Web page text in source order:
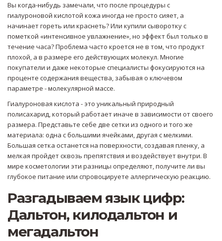
Вы когда-нибудь замечали, что после процедуры с
гиалуроновой кислотой кожа иногда не просто сияет, а
начинает гореть или краснеть? Или купили сыворотку с
пометкой «интенсивное увлажнение», но эффект был только в
течение часа? Проблема часто кроется не в том, что продукт
плохой, а в размере его действующих молекул. Многие
покупатели и даже некоторые специалисты фокусируются на
проценте содержания вещества, забывая о ключевом
параметре - молекулярной массе.
Гиалуроновая кислота - это уникальный природный
полисахарид, который работает иначе в зависимости от своего
размера. Представьте себе две сетки из одного и того же
материала: одна с большими ячейками, другая с мелкими.
Большая сетка останется на поверхности, создавая пленку, а
мелкая пройдет сквозь препятствия и воздействует внутри. В
мире косметологии эти разницы определяют, получите ли вы
глубокое питание или спровоцируете аллергическую реакцию.
Разгадываем язык цифр:
Дальтон, килодальтон и
мегадальтон